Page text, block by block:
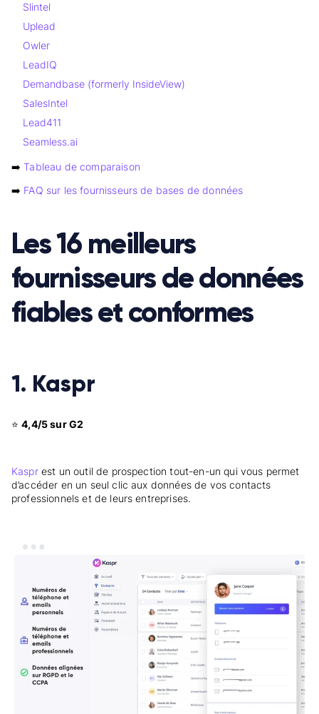
Slintel
Uplead
Owler
LeadIQ
Demandbase (formerly InsideView)
SalesIntel
Lead411
Seamless.ai
➡️Tableau de comparaison
➡️ FAQ sur les fournisseurs de bases de données
Les 16 meilleurs
fournisseurs de données
fiables et conformes
1. Kaspr
⭐4,4/5 sur G2
Kasprest un outil de prospection tout-en-un qui vous permet
d’accéder en un seul clic aux données de vos contacts
professionnels et de leurs entreprises.